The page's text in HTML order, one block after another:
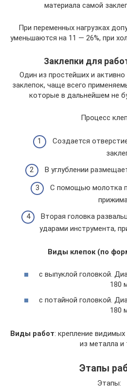
материала самой
При переменных нагрузках
уменьшаются на 11 — 26%, при
Заклепки для
Один из простейших и
заклепок, чаще всего
которые в дальнейшем не
Процесс
Создается
В углублении
С помощью молотка
Вторая головка
ударами инструмента,
Виды клепок (по
с выпуклой головкой.
180
с потайной головкой.
180
Виды работ: крепление
из металла и
Этапы
Этапы: